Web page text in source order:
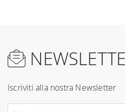
Iscriviti alla nostra Newsletter